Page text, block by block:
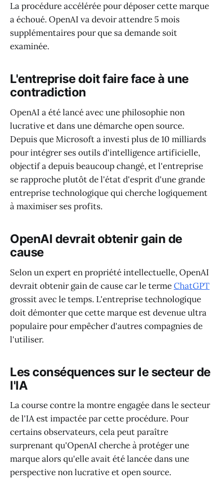
La procédure accélérée pour déposer cette marque
a échoué. OpenAI va devoir attendre 5 mois
supplémentaires pour que sa demande soit
examinée.
L'entreprise doit faire face à une
contradiction
OpenAI a été lancé avec une philosophie non
lucrative et dans une démarche open source.
Depuis que Microsoft a investi plus de 10 milliards
pour intégrer ses outils d'intelligence artificielle,
objectif a depuis beaucoup changé, et l'entreprise
se rapproche plutôt de l'état d'esprit d'une grande
entreprise technologique qui cherche logiquement
à maximiser ses profits.
OpenAI devrait obtenir gain de
cause
Selon un expert en propriété intellectuelle, OpenAI
devrait obtenir gain de cause car le termeChatGPT
grossit avec le temps. L'entreprise technologique
doit démonter que cette marque est devenue ultra
populaire pour empêcher d'autres compagnies de
l'utiliser.
Les conséquences sur le secteur de
l'IA
La course contre la montre engagée dans le secteur
de l'IA est impactée par cette procédure. Pour
certains observateurs, cela peut paraître
surprenant qu'OpenAI cherche à protéger une
marque alors qu'elle avait été lancée dans une
perspective non lucrative et open source.